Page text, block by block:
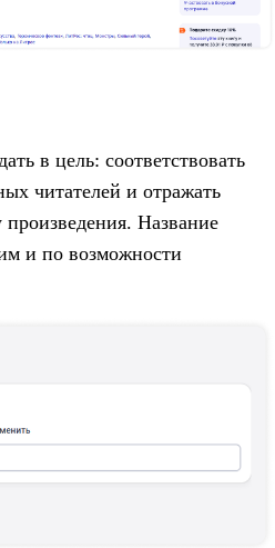
в цель: соответствовать
читателей и отражать
Название
и по возможности